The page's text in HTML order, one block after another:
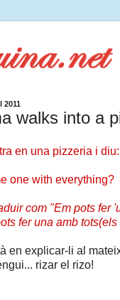
2011
walks into a
en una pizzeria i diu:
one with everything?
com "Em pots fer
fer una amb
en explicar-li al
rizar el rizo!